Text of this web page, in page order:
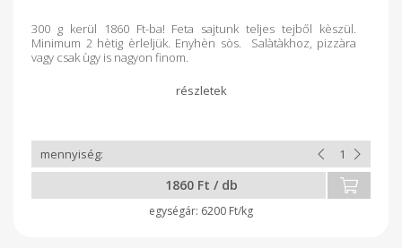
300 g kerül 1860 Ft-ba! Feta sajtunk teljes tejből kèszül.
Minimum 2 hètig èrleljük. Enyhèn sòs. Salàtàkhoz, pizzàra
vagy csak ùgy is nagyon finom.
1860 Ft / db
6200 Ft/kg